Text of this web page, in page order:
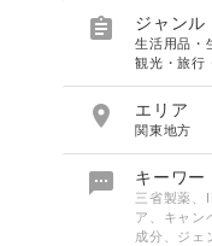
 ジャンル
生活用品・
観光・旅行
 エリア
関東地方
 キーワー
三省製薬、
ア、キャン
成分、ジェ